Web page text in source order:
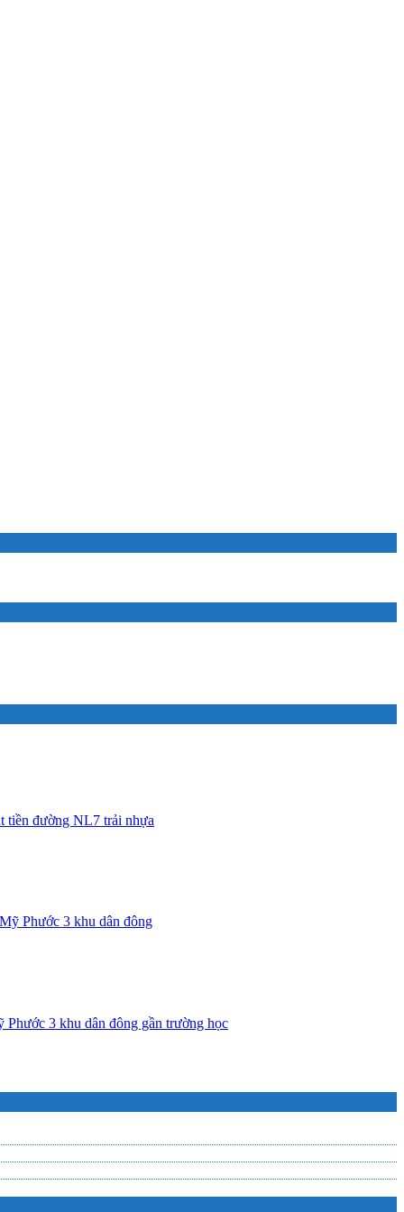
tiền đường NL7 trải nhựa
Phước 3 khu dân đông
3 khu dân đông gần trường học